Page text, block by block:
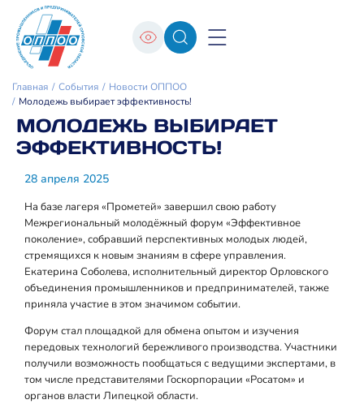
Главная События
Новости ОППОО
Молодежь выбирает эффективность!
МОЛОДЕЖЬ ВЫБИРАЕТ
ЭФФЕКТИВНОСТЬ!
28 апреля 2025
На базе лагеря «Прометей» завершил свою работу
Межрегиональный молодёжный форум «Эффективное
поколение», собравший перспективных молодых людей,
стремящихся к новым знаниям в сфере управления.
Екатерина Соболева, исполнительный директор Орловского
объединения промышленников и предпринимателей, также
приняла участие в этом значимом событии.
Форум стал площадкой для обмена опытом и изучения
передовых технологий бережливого производства. Участники
получили возможность пообщаться с ведущими экспертами, в
том числе представителями Госкорпорации «Росатом» и
органов власти Липецкой области.